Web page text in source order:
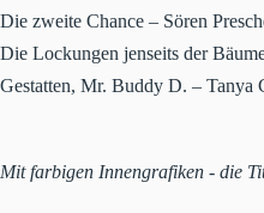
Die zweite Chance – Sören
Die Lockungen jenseits der
Gestatten, Mr. Buddy D. – Tanya
Mit farbigen Innengrafiken - die